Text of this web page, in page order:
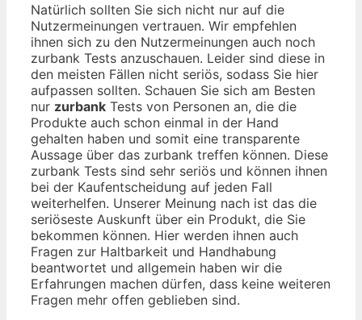
Natürlich sollten Sie sich nicht nur auf die
Nutzermeinungen vertrauen. Wir empfehlen
ihnen sich zu den Nutzermeinungen auch noch
zurbank Tests anzuschauen. Leider sind diese in
den meisten Fällen nicht seriös, sodass Sie hier
aufpassen sollten. Schauen Sie sich am Besten
nur zurbank Tests von Personen an, die die
Produkte auch schon einmal in der Hand
gehalten haben und somit eine transparente
Aussage über das zurbank treffen können. Diese
zurbank Tests sind sehr seriös und können ihnen
bei der Kaufentscheidung auf jeden Fall
weiterhelfen. Unserer Meinung nach ist das die
seriöseste Auskunft über ein Produkt, die Sie
bekommen können. Hier werden ihnen auch
Fragen zur Haltbarkeit und Handhabung
beantwortet und allgemein haben wir die
Erfahrungen machen dürfen, dass keine weiteren
Fragen mehr offen geblieben sind.